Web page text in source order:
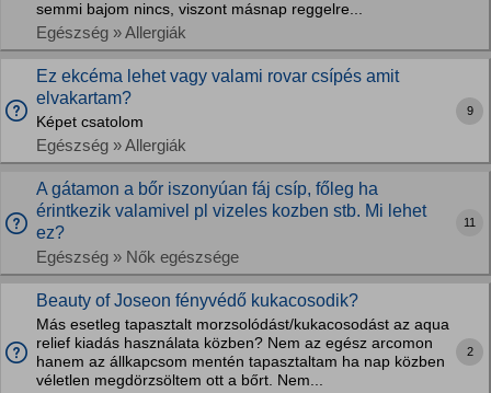
semmi bajom nincs, viszont másnap reggelre...
Egészség » Allergiák
Ez ekcéma lehet vagy valami rovar csípés amit
elvakartam?
Képet csatolom
Egészség » Allergiák
9
A gátamon a bőr iszonyúan fáj csíp, főleg ha
érintkezik valamivel pl vizeles kozben stb. Mi lehet
ez?
Egészség » Nők egészsége
11
Beauty of Joseon fényvédő kukacosodik?
Más esetleg tapasztalt morzsolódást/kukacosodást az aqua
relief kiadás használata közben? Nem az egész arcomon
hanem az állkapcsom mentén tapasztaltam ha nap közben
véletlen megdörzsöltem ott a bőrt. Nem...
2